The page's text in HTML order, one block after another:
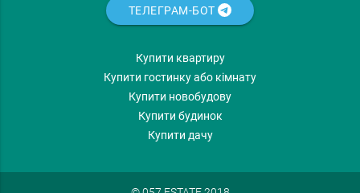
ТЕЛЕГРАМ-БОТ
Купити квартиру
Купити гостинку або кімнату
Купити новобудову
Купити будинок
Купити дачу